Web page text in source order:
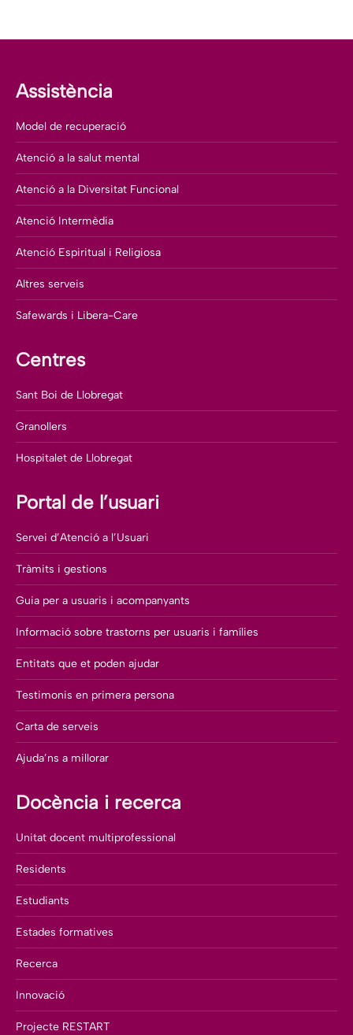
Assistència
Model de recuperació
Atenció a la salut mental
Atenció a la Diversitat Funcional
Atenció Intermèdia
Atenció Espiritual i Religiosa
Altres serveis
Safewards i Libera-Care
Centres
Sant Boi de Llobregat
Granollers
Hospitalet de Llobregat
Portal de l’usuari
Servei d’Atenció a l’Usuari
Tràmits i gestions
Guia per a usuaris i acompanyants
Informació sobre trastorns per usuaris i famílies
Entitats que et poden ajudar
Testimonis en primera persona
Carta de serveis
Ajuda’ns a millorar
Docència i recerca
Unitat docent multiprofessional
Residents
Estudiants
Estades formatives
Recerca
Innovació
Projecte RESTART